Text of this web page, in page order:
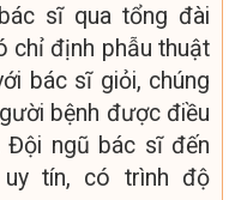
sĩ qua tổng đài
chỉ định phẫu thuật
bác sĩ giỏi, chúng
bệnh được điều
Đội ngũ bác sĩ đến
uy tín, có trình độ